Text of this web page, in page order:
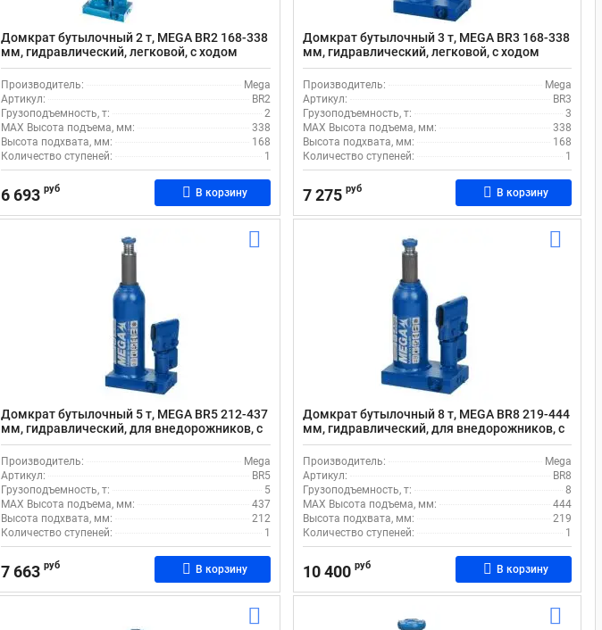
Домкрат бутылочный 2 т, MEGA BR2 168-338
мм, гидравлический, легковой, с ходом
штока 105 мм
Производитель:
Mega
Артикул:
BR2
Грузоподъемность, т:
2
MAX Высота подъема, мм:
338
Высота подхвата, мм:
168
Количество ступеней:
1
6 693 руб В корзину
Домкрат бутылочный 3 т, MEGA BR3 168-338
мм, гидравлический, легковой, с ходом
штока 105 мм
Производитель:
Mega
Артикул:
BR3
Грузоподъемность, т:
3
MAX Высота подъема, мм:
338
Высота подхвата, мм:
168
Количество ступеней:
1
7 275 руб В корзину
Домкрат бутылочный 5 т, MEGA BR5 212-437
мм, гидравлический, для внедорожников, с
ходом штока 150 мм
Производитель:
Mega
Артикул:
BR5
Грузоподъемность, т:
5
MAX Высота подъема, мм:
437
Высота подхвата, мм:
212
Количество ступеней:
1
7 663 руб В корзину
Домкрат бутылочный 8 т, MEGA BR8 219-444
мм, гидравлический, для внедорожников, с
ходом штока 150 мм
Производитель:
Mega
Артикул:
BR8
Грузоподъемность, т:
8
MAX Высота подъема, мм:
444
Высота подхвата, мм:
219
Количество ступеней:
1
10 400 руб В корзину